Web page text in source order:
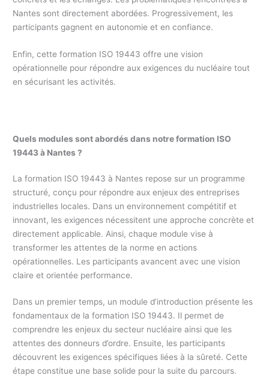
Nantes sont directement abordées. Progressivement, les
participants gagnent en autonomie et en confiance.
Enfin, cette formation ISO 19443 offre une vision
opérationnelle pour répondre aux exigences du nucléaire tout
en sécurisant les activités.
Quels modules sont abordés dans notre formation ISO
19443 à Nantes ?
La formation ISO 19443 à Nantes repose sur un programme
structuré, conçu pour répondre aux enjeux des entreprises
industrielles locales. Dans un environnement compétitif et
innovant, les exigences nécessitent une approche concrète et
directement applicable. Ainsi, chaque module vise à
transformer les attentes de la norme en actions
opérationnelles. Les participants avancent avec une vision
claire et orientée performance.
Dans un premier temps, un module d’introduction présente les
fondamentaux de la formation ISO 19443. Il permet de
comprendre les enjeux du secteur nucléaire ainsi que les
attentes des donneurs d’ordre. Ensuite, les participants
découvrent les exigences spécifiques liées à la sûreté. Cette
étape constitue une base solide pour la suite du parcours.